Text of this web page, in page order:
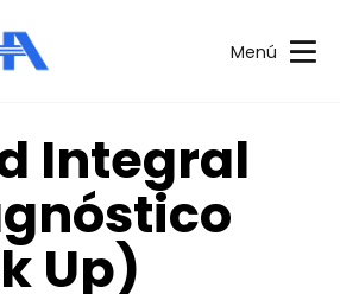
Menú
Integral
Up)